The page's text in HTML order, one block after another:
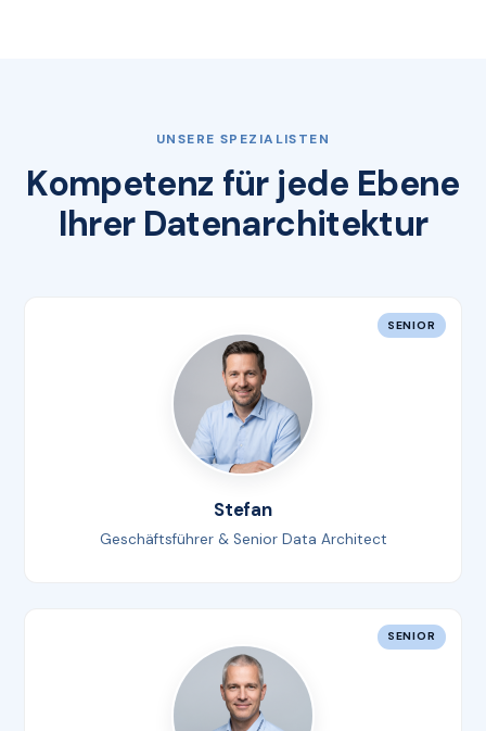
UNSERE SPEZIALISTEN
Kompetenz für jede Ebene
Ihrer Datenarchitektur
Stefan
Geschäftsführer & Senior Data Architect
SENIOR
SENIOR